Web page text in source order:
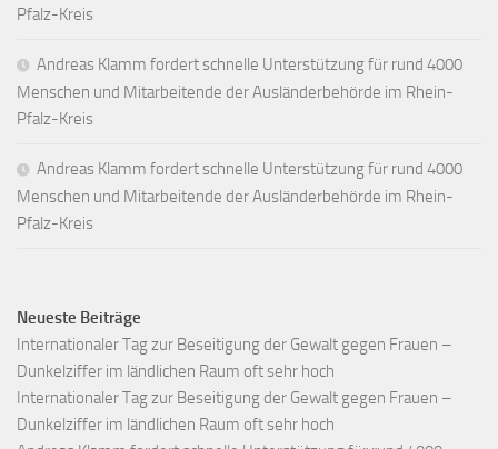
Pfalz-Kreis
Andreas Klamm fordert schnelle Unterstützung für rund 4000
Menschen und Mitarbeitende der Ausländerbehörde im Rhein-
Pfalz-Kreis
Andreas Klamm fordert schnelle Unterstützung für rund 4000
Menschen und Mitarbeitende der Ausländerbehörde im Rhein-
Pfalz-Kreis
Neueste Beiträge
Internationaler Tag zur Beseitigung der Gewalt gegen Frauen –
Dunkelziffer im ländlichen Raum oft sehr hoch
Internationaler Tag zur Beseitigung der Gewalt gegen Frauen –
Dunkelziffer im ländlichen Raum oft sehr hoch